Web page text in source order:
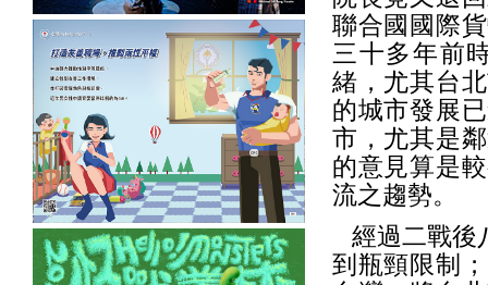
聯合國國際
三十多年前
緒，尤其台
的城市發展
市，尤其是
的意見算是
流之趨勢。
經過二戰後
到瓶頸限制